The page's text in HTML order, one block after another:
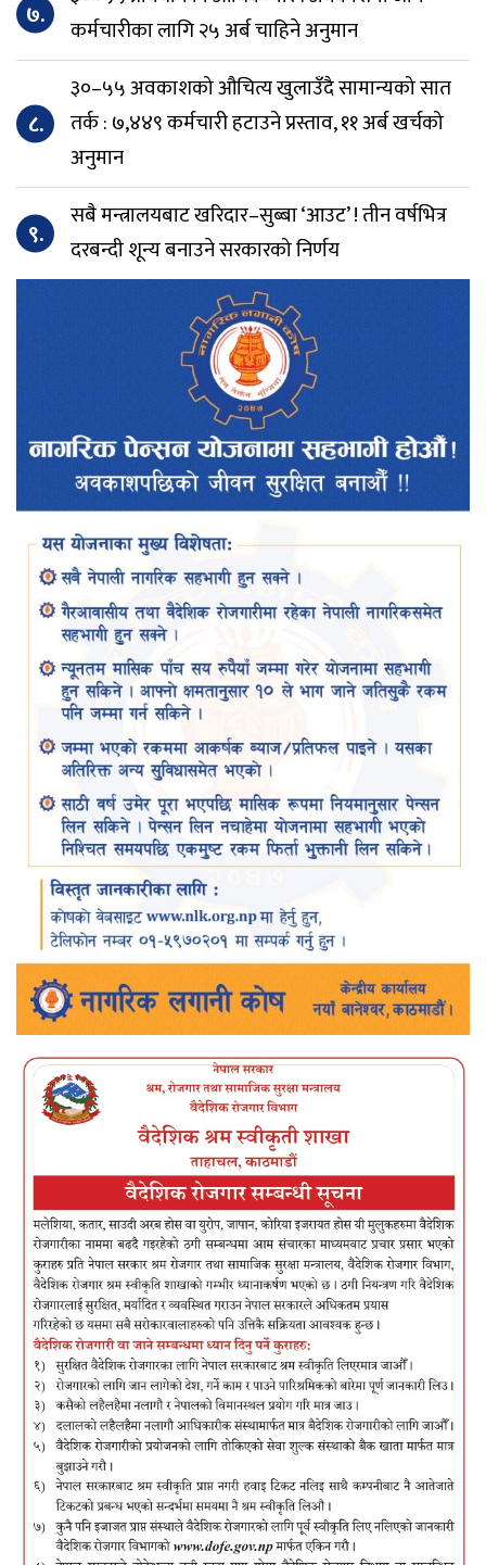
७.
कर्मचारीका लागि २५ अर्ब चाहिने अनुमान
८.
३०–५५ अवकाशको औचित्य खुलाउँदै सामान्यको सात
तर्क : ७,४४९ कर्मचारी हटाउने प्रस्ताव, ११ अर्ब खर्चको
अनुमान
९.
सबै मन्त्रालयबाट खरिदार–सुब्बा ‘आउट’ ! तीन वर्षभित्र
दरबन्दी शून्य बनाउने सरकारको निर्णय